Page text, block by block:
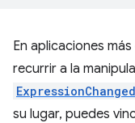
En aplicaciones
recurrir a la
su lugar, puedes